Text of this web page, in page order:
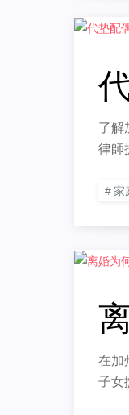
了解
律師
家
在加
子女